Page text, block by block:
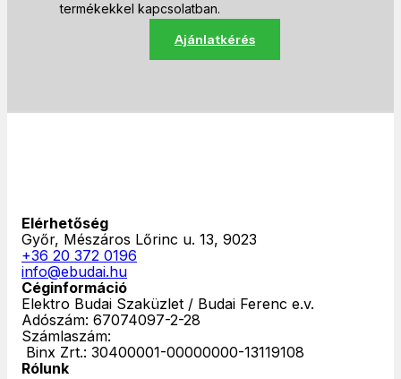
termékekkel kapcsolatban.
Ajánlatkérés
Elérhetőség
Győr, Mészáros Lőrinc u. 13, 9023
+36 20 372 0196
info@ebudai.hu
Céginformáció
Elektro Budai Szaküzlet / Budai Ferenc e.v.
Adószám: 67074097-2-28
Számlaszám:
‎ Binx Zrt.: 30400001-00000000-13119108
Rólunk